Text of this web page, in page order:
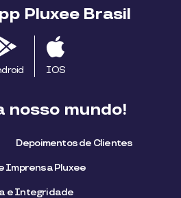
Pluxee Brasil
IOS
nosso mundo!
Depoimentos de Clientes
Imprensa Pluxee
e Integridade